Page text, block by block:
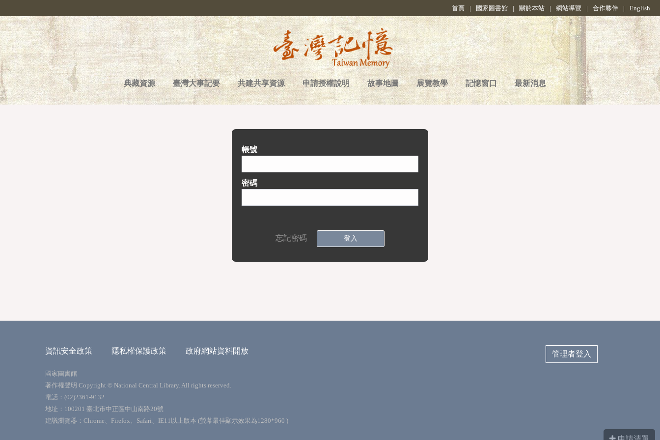
首頁 | 國家圖書館 | 關於本站 | 網站導覽 | 合作夥伴 | English
典藏資源 臺灣大事記要 共建共享資源 申請授權說明 故事地圖 展覽教學 記憶窗口 最新消息
帳號
密碼
忘記密碼 登入
資訊安全政策 隱私權保護政策 政府網站資料開放 管理者登入
國家圖書館
著作權聲明 Copyright © National Central Library. All rights reserved.
電話：(02)2361-9132
地址：100201 臺北市中正區中山南路20號
建議瀏覽器：Chrome、Firefox、Safari、IE11以上版本 (螢幕最佳顯示效果為1280*960 )